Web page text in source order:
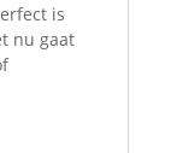
is
nu gaat